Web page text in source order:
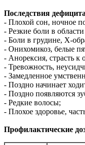
Последствия
- Плохой сон, ночное
- Резкие боли в
- Боли в грудине, Х-
- Онихомикоз, белые
- Анорексия, страсть
- Тревожность,
- Замедленное
- Поздно начинает
- Поздно появляются
- Редкие волосы;
- Плохое здоровье,
Профилактические